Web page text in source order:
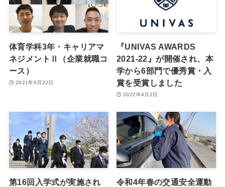
体育学科3年・キャリアマ
ネジメントⅡ（企業就職コ
ース）
2021年6月22日
『UNIVAS AWARDS
2021-22』が開催され、本
学から6部門で優秀賞・入
賞を受賞しました
2022年4月2日
第16回入学式が実施され
令和4年春の交通安全運動